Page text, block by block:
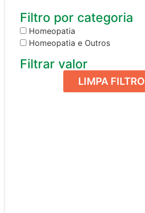
Filtro por categoria
Homeopatia
Homeopatia e Outros
Filtrar valor
LIMPA FILTRO